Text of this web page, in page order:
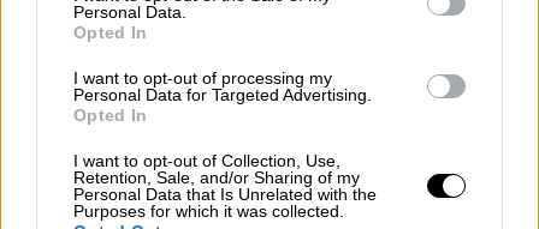
Personal Data.
Opted In
I want to opt-out of processing my
Personal Data for Targeted Advertising.
Opted In
I want to opt-out of Collection, Use,
Retention, Sale, and/or Sharing of my
Personal Data that Is Unrelated with the
Purposes for which it was collected.
άλλες γυναίκες που λένε ότι κακοποιήθηκαν
τόσο από τον
Σαλάχ.
Λένε ότι διακινήθηκαν στο εξωτερικό και
εξαπατήθηκαν από τον Σαλάχ
καπνίσουν κρακ. «Προσπαθούσε να με εθίσει
στο κρακ, ώστε να μπορεί να μου κάνει ό,τι